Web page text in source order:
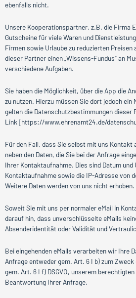
ebenfalls nicht.
Unsere Kooperationspartner, z.B. die Firma
Gutscheine für viele Waren und
Firmen sowie Urlaube zu reduzierten
dieser Partner einen „Wissens-Fundus“ an
verschiedene Aufgaben.
Sie haben die Möglichkeit, über die App die
zu nutzen. Hierzu müssen Sie dort jedoch ein
gelten die Datenschutzbestimmungen dieser
Link [https://www.ehrenamt24.de/
Für den Fall, dass Sie selbst mit uns Kontakt
neben den Daten, die Sie bei der Anfrage
Ihrer Kontaktaufnahme. Dies sind Datum und
Kontaktaufnahme sowie die IP-Adresse von
Weitere Daten werden von uns nicht erhoben.
Soweit Sie mit uns per normaler eMail in
darauf hin, dass unverschlüsselte eMails
Absenderidentität oder Validität und
Bei eingehenden eMails verarbeiten wir Ihre
Anfrage entweder gem. Art. 6 I b) zum
gem. Art. 6 I f) DSGVO, unserem
Beantwortung Ihrer Anfrage.